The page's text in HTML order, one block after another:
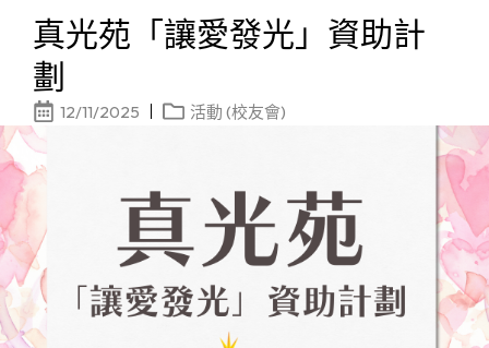
真光苑「讓愛發光」資助計
劃
12/11/2025 活動 (校友會)